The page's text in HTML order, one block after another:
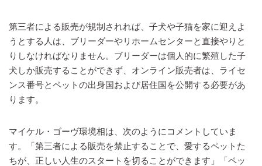
第三者による販売が規制されれば、子犬や子猫を家に迎えよ
うとする人は、ブリーダーやリホームセンターと直接やりと
りしなければなりません。ブリーダーは個人的に繁殖した子
犬しか販売することができず、オンライン販売者は、ライセ
ンス番号とペットの出身国および居住国を公開する必要があ
ります。
マイケル・ゴーヴ環境相は、次のようにコメントしていま
す。「第三者による販売を禁止することで、愛するペットた
ちが、正しい人生のスタートを切ることができます」「ペッ